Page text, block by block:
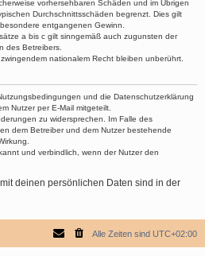
vorhersehbaren Schäden und im Übrigen
Durchschnittsschäden begrenzt. Dies gilt
entgangenen Gewinn.
a bis c gilt sinngemäß auch zugunsten der
des Betreibers.
nationalem Recht bleiben unberührt.
und die Datenschutzerklärung
Nutzer per E-Mail mitgeteilt.
zu widersprechen. Im Falle des
dem Betreiber und dem Nutzer bestehende
und verbindlich, wenn der Nutzer den
deinen persönlichen Daten sind in der
Alle Zeiten sind UTC+02:00